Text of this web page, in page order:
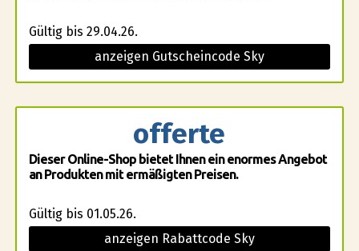
Gültig bis 29.04.26.
anzeigen Gutscheincode Sky
offerte
Dieser Online-Shop bietet Ihnen ein enormes Angebot
an Produkten mit ermäßigten Preisen.
Gültig bis 01.05.26.
anzeigen Rabattcode Sky